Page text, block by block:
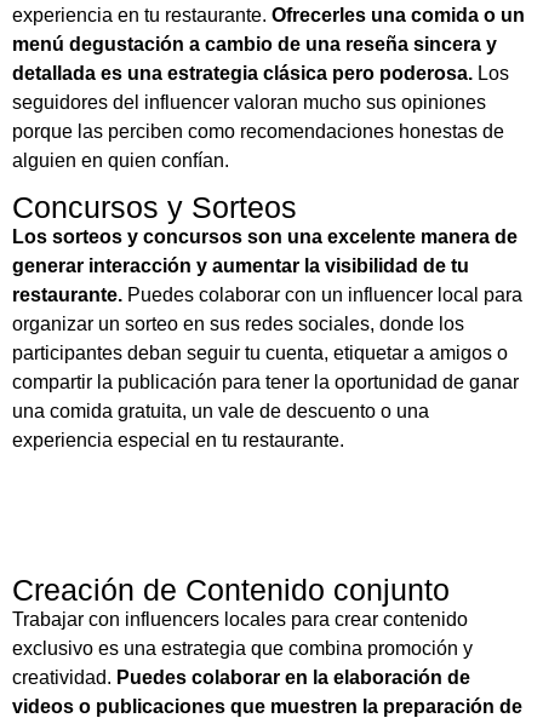
experiencia en tu restaurante. Ofrecerles una comida o un
menú degustación a cambio de una reseña sincera y
detallada es una estrategia clásica pero poderosa. Los
seguidores del influencer valoran mucho sus opiniones
porque las perciben como recomendaciones honestas de
alguien en quien confían.
Concursos y Sorteos
Los sorteos y concursos son una excelente manera de
generar interacción y aumentar la visibilidad de tu
restaurante. Puedes colaborar con un influencer local para
organizar un sorteo en sus redes sociales, donde los
participantes deban seguir tu cuenta, etiquetar a amigos o
compartir la publicación para tener la oportunidad de ganar
una comida gratuita, un vale de descuento o una
experiencia especial en tu restaurante.
Creación de Contenido conjunto
Trabajar con influencers locales para crear contenido
exclusivo es una estrategia que combina promoción y
creatividad. Puedes colaborar en la elaboración de
videos o publicaciones que muestren la preparación de